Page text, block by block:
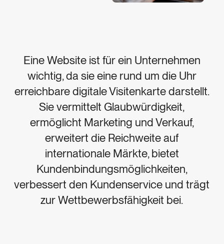
Eine Website ist für ein Unternehmen
wichtig, da sie eine rund um die Uhr
erreichbare digitale Visitenkarte darstellt.
Sie vermittelt Glaubwürdigkeit,
ermöglicht Marketing und Verkauf,
erweitert die Reichweite auf
internationale Märkte, bietet
Kundenbindungsmöglichkeiten,
verbessert den Kundenservice und trägt
zur Wettbewerbsfähigkeit bei.